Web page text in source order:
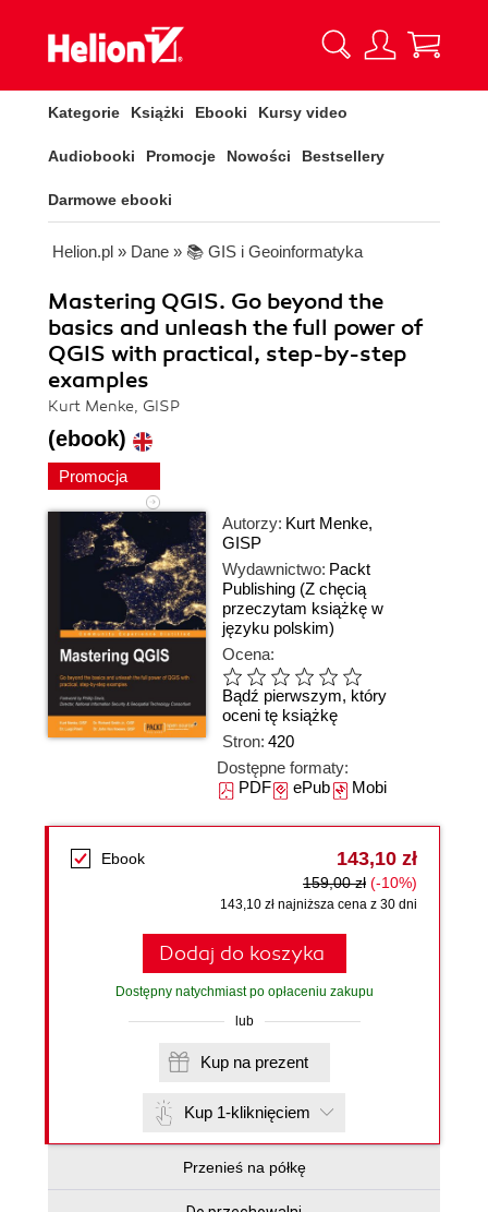
Kategorie Książki Ebooki Kursy video
Audiobooki Promocje Nowości Bestsellery
Darmowe ebooki
Helion.pl » Dane » 📚 GIS i Geoinformatyka
Mastering QGIS. Go beyond the
basics and unleash the full power of
QGIS with practical, step-by-step
examples
Kurt Menke, GISP
(ebook)
Promocja
Autorzy: Kurt Menke,
GISP
Wydawnictwo: Packt
Publishing (Z chęcią
przeczytam książkę w
języku polskim)
Ocena:
Bądź pierwszym, który
oceni tę książkę
Stron: 420
Dostępne formaty:
PDFePubMobi
Ebook 143,10 zł
159,00 zł (-10%)
143,10 zł najniższa cena z 30 dni
Dodaj do koszyka
Dostępny natychmiast po opłaceniu zakupu
lub
Kup na prezent
Kup 1-kliknięciem
Przenieś na półkę